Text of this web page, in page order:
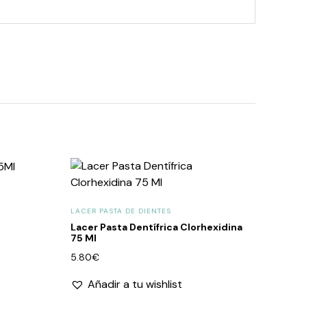
LACER PASTA DE DIENTES
Lacer Pasta Dentífrica Clorhexidina
75 Ml
5.80€
Añadir a tu wishlist